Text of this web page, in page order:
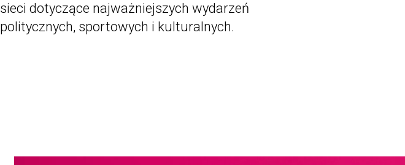
sieci dotyczące najważniejszych wydarzeń
politycznych, sportowych i kulturalnych.